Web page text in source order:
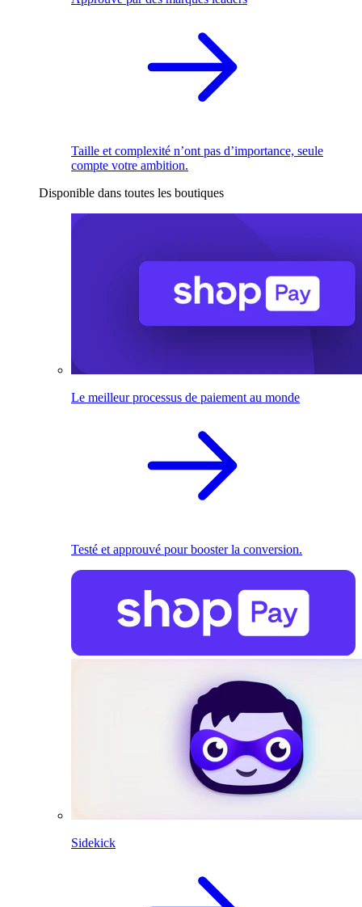
Taille et complexité n’ont pas d’importance, seule
compte votre ambition.
Disponible dans toutes les boutiques
Le meilleur processus de paiement au monde
Testé et approuvé pour booster la conversion.
Sidekick